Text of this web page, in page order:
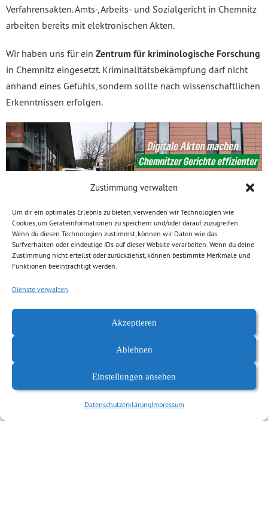
Zustimmung verwalten
Um dir ein optimales Erlebnis zu bieten, verwenden wir Technologien wie
Cookies, um Geräteinformationen zu speichern und/oder darauf zuzugreifen.
Wenn du diesen Technologien zustimmst, können wir Daten wie das
Surfverhalten oder eindeutige IDs auf dieser Website verarbeiten. Wenn du deine
Zustimmung nicht erteilst oder zurückziehst, können bestimmte Merkmale und
Funktionen beeinträchtigt werden.
Dienste verwalten
Akzeptieren
Ablehnen
Einstellungen ansehen
DatenschutzerklärungImpressum
Verfahrensakten. Amts-, Arbeits- und Sozialgericht in Chemnitz
arbeiten bereits mit elektronischen Akten.
Wir haben uns für ein Zentrum für kriminologische Forschung
in Chemnitz eingesetzt. Kriminalitätsbekämpfung darf nicht
anhand eines Gefühls, sondern sollte nach wissenschaftlichen
Erkenntnissen erfolgen.